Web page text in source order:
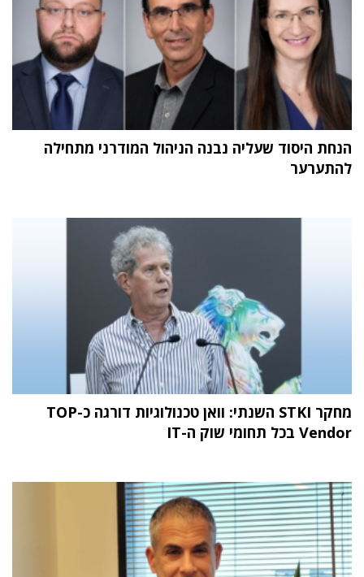
הנחת היסוד שעליה נבנה הניהול המודרני מתחילה
להתערער
מחקר STKI השנתי: וואן טכנולוגיות דורגה כ-TOP
Vendor בכל תחומי שוק ה-IT